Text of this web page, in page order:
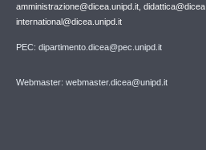
amministrazione@dicea.unipd.it,
international@dicea.unipd.it
PEC: dipartimento.dicea@pec.unipd.it
Webmaster: webmaster.dicea@unipd.it